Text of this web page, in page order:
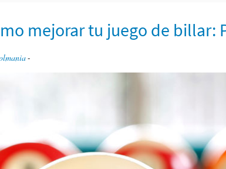
mejorar tu juego de billar:
-